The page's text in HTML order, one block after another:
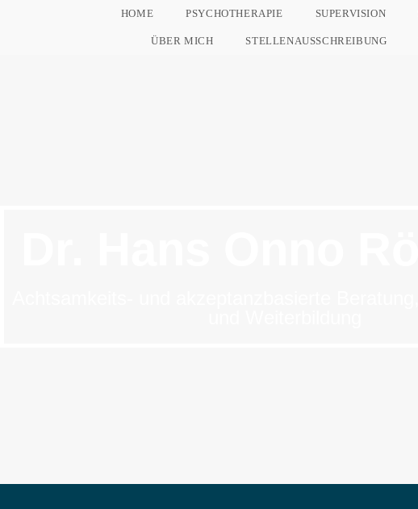
HOME PSYCHOTHERAPIE SUPERVISION
ÜBER MICH STELLENAUSSCHREIBUNG